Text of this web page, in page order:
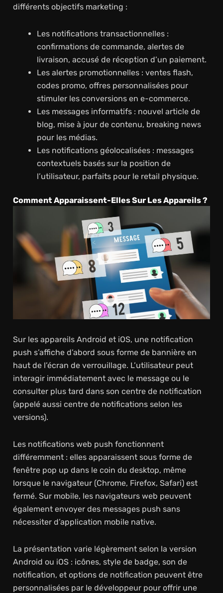
différents objectifs marketing :
Les notifications transactionnelles :
confirmations de commande, alertes de
livraison, accusé de réception d’un paiement.
Les alertes promotionnelles : ventes flash,
codes promo, offres personnalisées pour
stimuler les conversions en e-commerce.
Les messages informatifs : nouvel article de
blog, mise à jour de contenu, breaking news
pour les médias.
Les notifications géolocalisées : messages
contextuels basés sur la position de
l’utilisateur, parfaits pour le retail physique.
Comment Apparaissent-Elles Sur Les Appareils ?
Sur les appareils Android et iOS, une notification
push s’affiche d’abord sous forme de bannière en
haut de l’écran de verrouillage. L’utilisateur peut
interagir immédiatement avec le message ou le
consulter plus tard dans son centre de notification
(appelé aussi centre de notifications selon les
versions).
Les notifications web push fonctionnent
différemment : elles apparaissent sous forme de
fenêtre pop up dans le coin du desktop, même
lorsque le navigateur (Chrome, Firefox, Safari) est
fermé. Sur mobile, les navigateurs web peuvent
également envoyer des messages push sans
nécessiter d’application mobile native.
La présentation varie légèrement selon la version
Android ou iOS : icônes, style de badge, son de
notification, et options de notification peuvent être
personnalisées par le développeur pour offrir une